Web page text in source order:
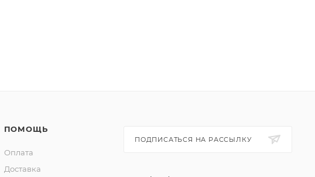
ПОМОЩЬ
Оплата
Доставка
ПОДПИСАТЬСЯ НА РАССЫЛКУ